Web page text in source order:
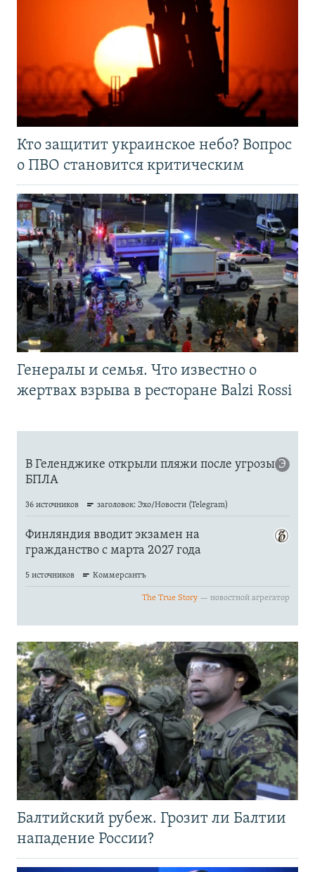
Кто защитит украинское небо? Вопрос
о ПВО становится критическим
Генералы и семья. Что известно о
жертвах взрыва в ресторане Balzi Rossi
Балтийский рубеж. Грозит ли Балтии
нападение России?